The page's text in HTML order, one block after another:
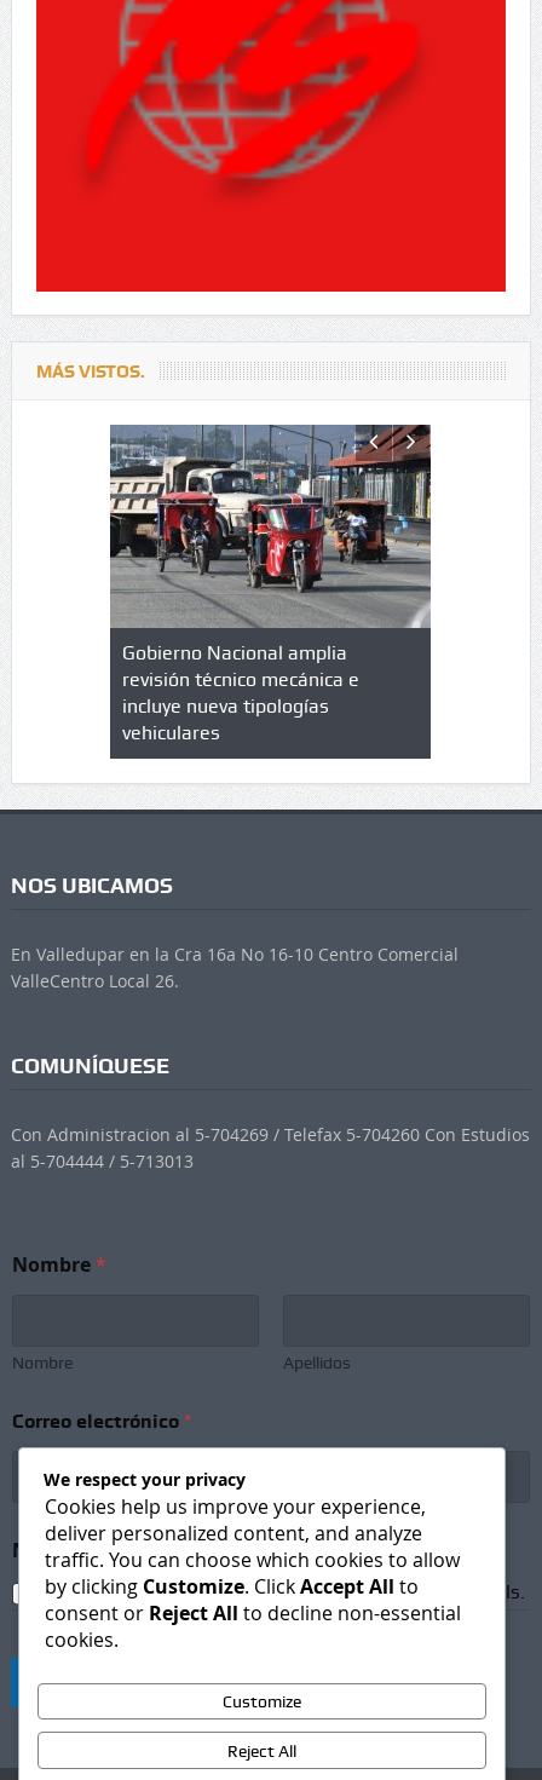
MÁS VISTOS.
en
Gobierno Nacional amplia
revisión técnico mecánica e
incluye nueva tipologías
vehiculares
cuáles
NOS UBICAMOS
En Valledupar en la Cra 16a No 16-10 Centro Comercial
ValleCentro Local 26.
COMUNÍQUESE
Con Administracion al 5-704269 / Telefax 5-704260 Con Estudios
al 5-704444 / 5-713013
Nombre*
Nombre Apellidos
N
o
e
e
l
e
t
ó
c
Correo electrónico *
Newsletter Subscription*
I agree to receive newsletters and promotional emails.
Suscribirse
We respect your privacy
Cookies help us improve your experience,
deliver personalized content, and analyze
traffic. You can choose which cookies to allow
by clicking Customize. ClickAccept All to
consent or Reject All to decline non-essential
cookies.
Customize
Reject All